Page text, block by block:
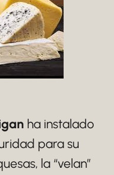
ha instalado
para su
la “velan”